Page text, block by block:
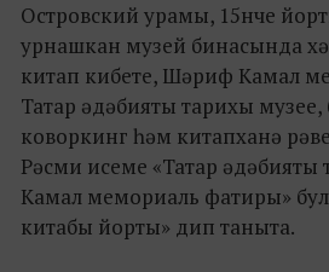
Островский урамы, 15нче
урнашкан музей бинасында
китап кибете, Шәриф Камал
Татар әдәбияты тарихы музее,
коворкинг һәм китапханә
Рәсми исеме «Татар
Камал мемориаль фатиры»
китабы йорты» дип таныта.